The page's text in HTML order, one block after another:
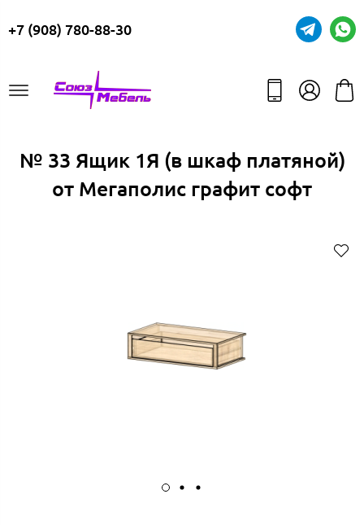
+7 (908) 780-88-30
№ 33 Ящик 1Я (в шкаф платяной)
от Мегаполис графит софт